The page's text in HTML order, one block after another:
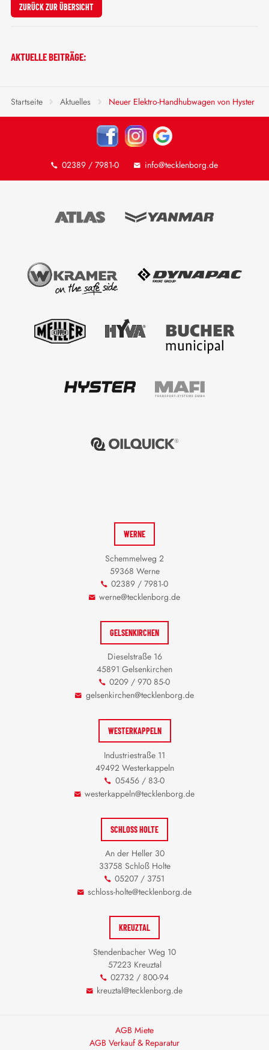
ZURÜCK ZUR ÜBERSICHT
AKTUELLE BEITRÄGE:
Startseite Aktuelles Neuer Elektro-Handhubwagen von Hyster
02389 / 7981-0 info@tecklenborg.de
WERNE
Schemmelweg 2
59368 Werne
02389 / 7981-0
werne@tecklenborg.de
GELSENKIRCHEN
Dieselstraße 16
45891 Gelsenkirchen
0209 / 970 85-0
gelsenkirchen@tecklenborg.de
WESTERKAPPELN
Industriestraße 11
49492 Westerkappeln
05456 / 83-0
westerkappeln@tecklenborg.de
SCHLOSS HOLTE
An der Heller 30
33758 Schloß Holte
05207 / 3751
schloss-holte@tecklenborg.de
KREUZTAL
Stendenbacher Weg 10
57223 Kreuztal
02732 / 800-94
kreuztal@tecklenborg.de
AGB Miete
AGB Verkauf & Reparatur